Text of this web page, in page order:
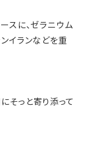
スに、ゼラニウム
イランなどを重
そっと寄り添って